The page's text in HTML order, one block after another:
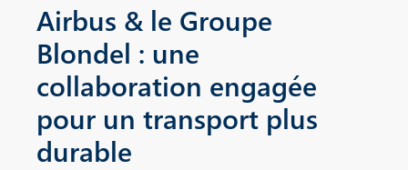
Airbus & le Groupe
Blondel : une
collaboration engagée
pour un transport plus
durable